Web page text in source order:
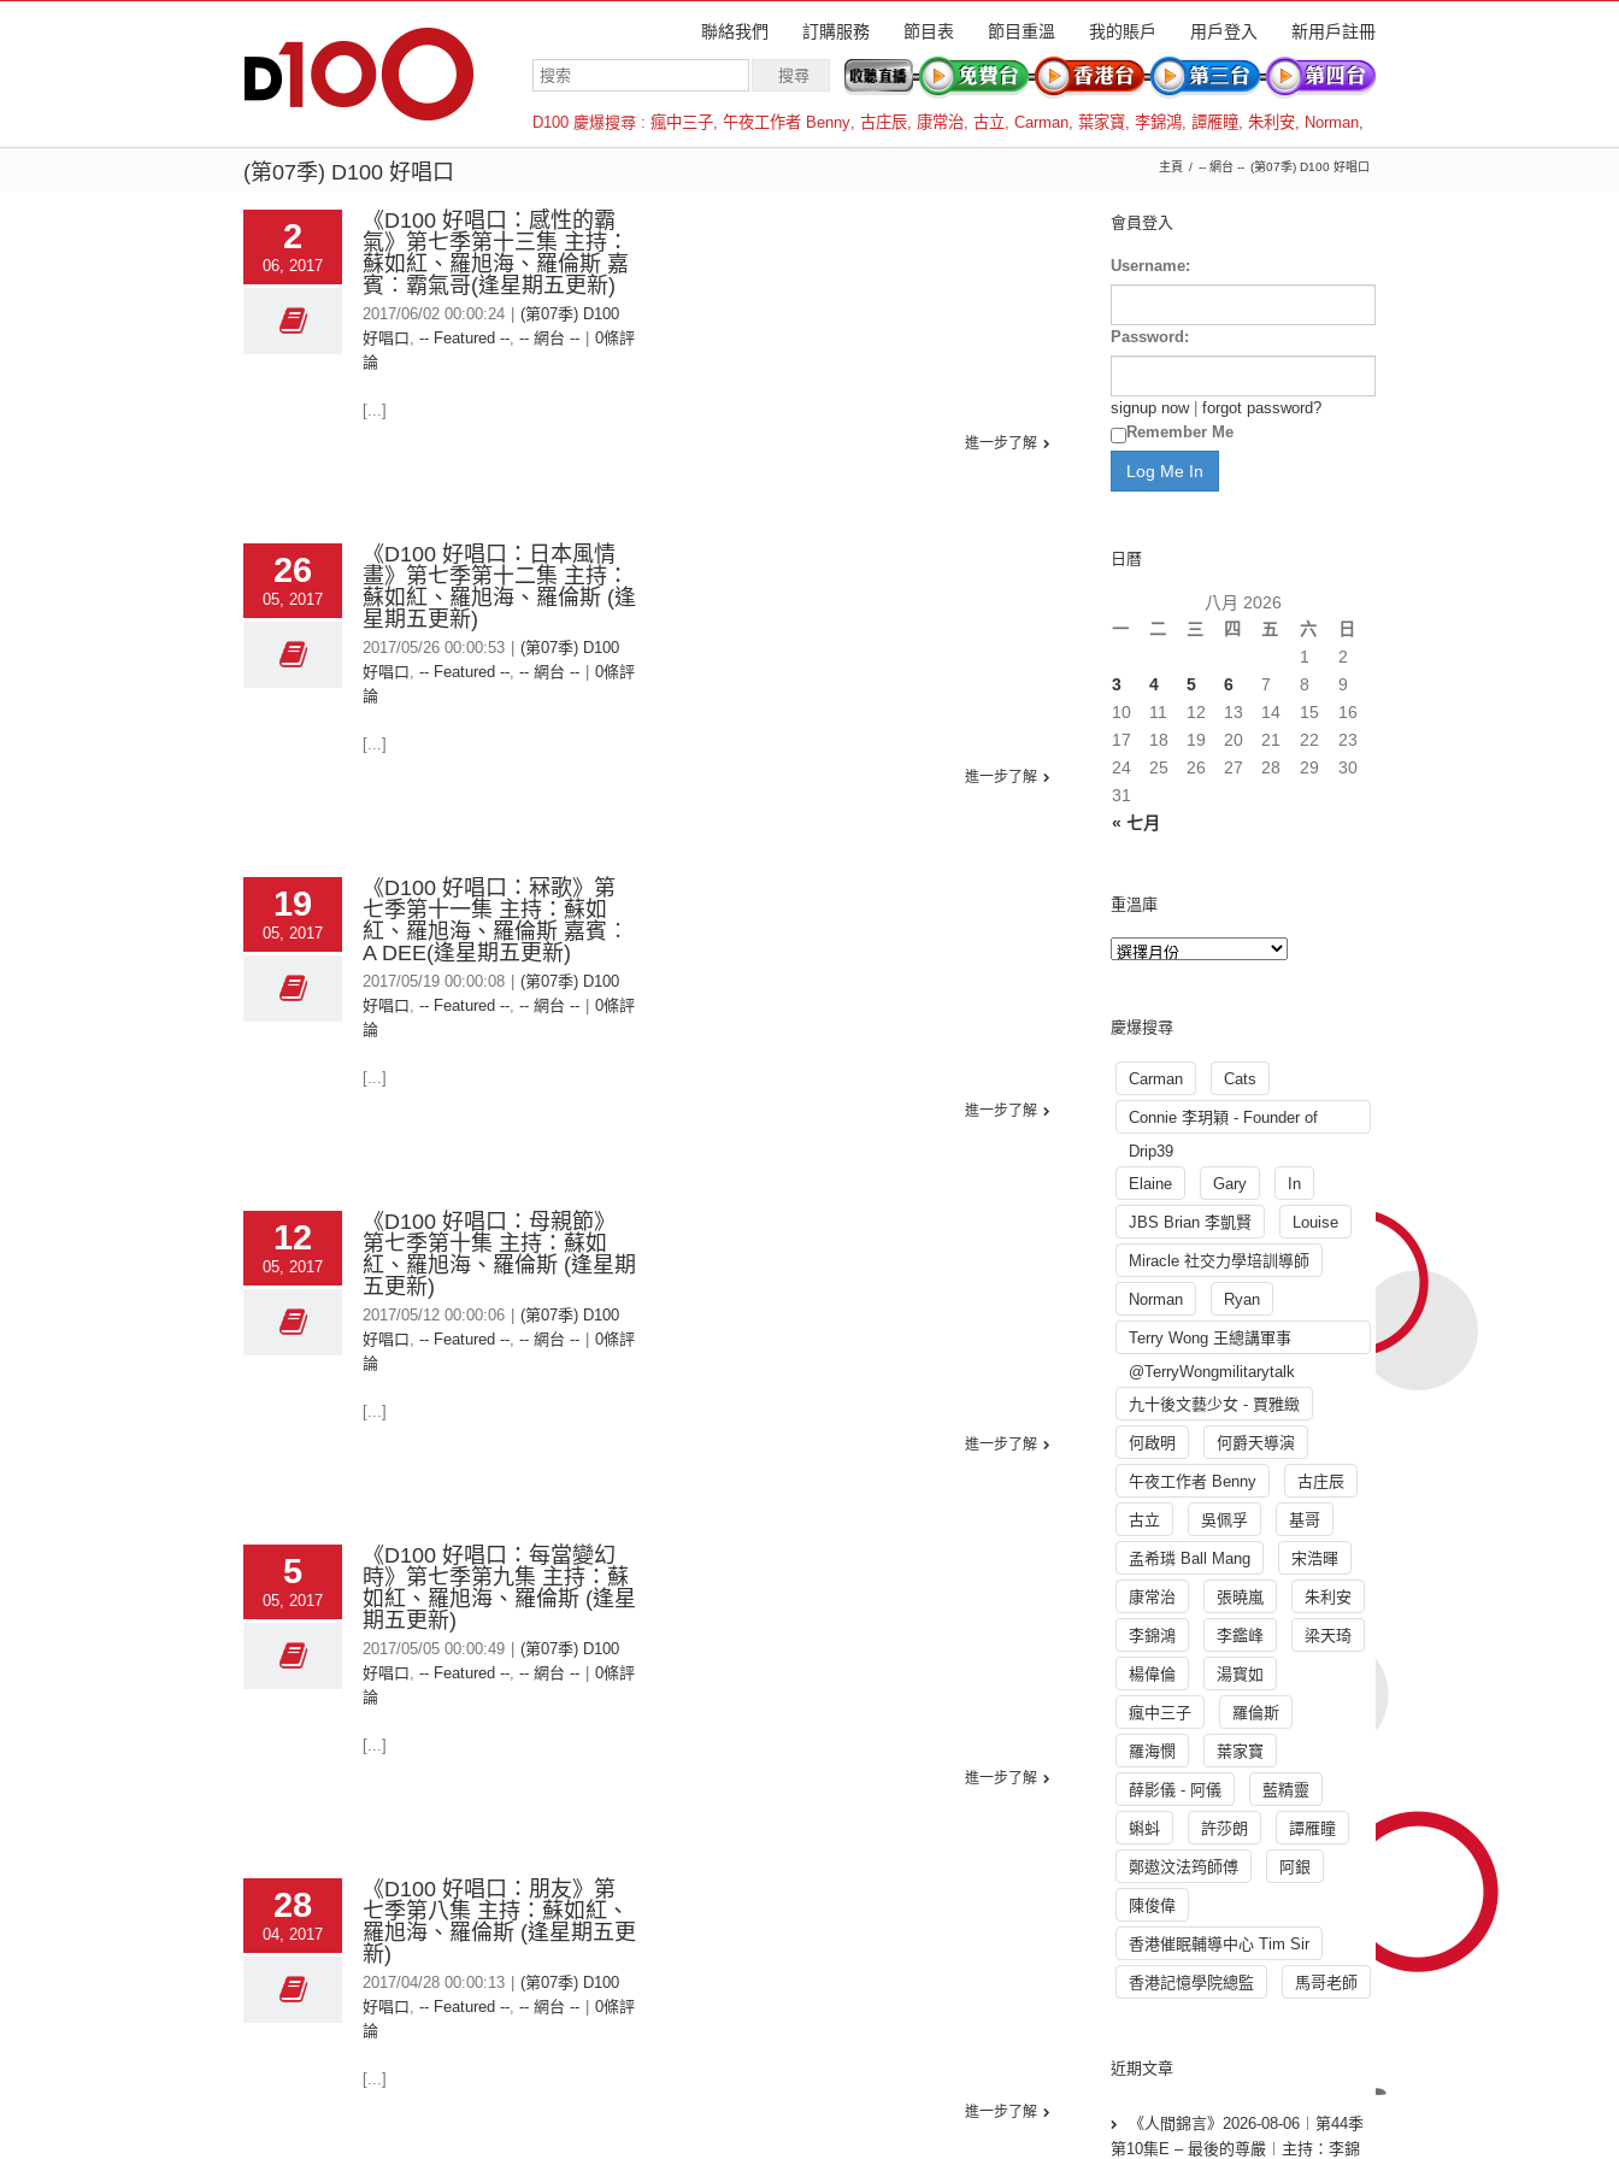
聯絡我們 訂購服務 節目表 節目重溫 我的賬戶 用戶登入 新用戶註冊
D100 慶爆搜尋 : 瘋中三子, 午夜工作者 Benny, 古庄辰, 康常治, 古立, Carman, 葉家寶, 李錦鴻, 譚雁瞳, 朱利安, Norman,
羅倫斯
(第07季) D100 好唱口 主頁 -- 網台 -- (第07季) D100 好唱口
2
06, 2017
《D100 好唱口：感性的霸
氣》第七季第十三集 主持：
蘇如紅、羅旭海、羅倫斯 嘉
賓︰霸氣哥(逢星期五更新)
2017/06/02 00:00:24
(第07季) D100
好唱口, -- Featured --, -- 網台 --
0條評
論
[...]
進一步了解
26
05, 2017
《D100 好唱口：日本風情
畫》第七季第十二集 主持：
蘇如紅、羅旭海、羅倫斯 (逢
星期五更新)
2017/05/26 00:00:53
(第07季) D100
好唱口, -- Featured --, -- 網台 --
0條評
論
[...]
進一步了解
19
05, 2017
《D100 好唱口：冧歌》第
七季第十一集 主持：蘇如
紅、羅旭海、羅倫斯 嘉賓︰
A DEE(逢星期五更新)
2017/05/19 00:00:08
(第07季) D100
好唱口, -- Featured --, -- 網台 --
0條評
論
[...]
進一步了解
12
05, 2017
《D100 好唱口：母親節》
第七季第十集 主持：蘇如
紅、羅旭海、羅倫斯 (逢星期
五更新)
2017/05/12 00:00:06
(第07季) D100
好唱口, -- Featured --, -- 網台 --
0條評
論
[...]
進一步了解
5
05, 2017
《D100 好唱口：每當變幻
時》第七季第九集 主持：蘇
如紅、羅旭海、羅倫斯 (逢星
期五更新)
2017/05/05 00:00:49
(第07季) D100
好唱口, -- Featured --, -- 網台 --
0條評
論
[...]
進一步了解
28
04, 2017
《D100 好唱口：朋友》第
七季第八集 主持：蘇如紅、
羅旭海、羅倫斯 (逢星期五更
新)
2017/04/28 00:00:13
(第07季) D100
好唱口, -- Featured --, -- 網台 --
0條評
論
[...]
進一步了解
會員登入
Username:
Password:
signup now| forgot password?
Remember Me
日曆
八月 2026
一
二 三 四 五 六 日
« 七月
1
2
3
4 5 6 7 8
9
10
11 12 13 14 15
16
17
18 19 20 21 22
23
24
25 26 27 28 29
30
31
重溫庫
慶爆搜尋
Carman Cats
Connie 李玥穎 - Founder of
Drip39
Elaine
Gary In
JBS Brian 李凱賢 Louise
Miracle 社交力學培訓導師
Norman Ryan
Terry Wong 王總講軍事
@TerryWongmilitarytalk
九十後文藝少女 - 賈雅緻
何啟明 何爵天導演
午夜工作者 Benny 古庄辰
古立 吳佩孚 基哥
孟希璘 Ball Mang 宋浩暉
康常治 張曉嵐 朱利安
李錦鴻 李鑑峰 梁天琦
楊偉倫 湯寳如
瘋中三子 羅倫斯
羅海憫 葉家寶
薛影儀 - 阿儀 藍精靈
蝌蚪 許莎朗 譚雁瞳
鄭遨汶法筠師傅 阿銀
陳俊偉
香港催眠輔導中心 Tim Sir
香港記憶學院總監 馬哥老師
近期文章
《人間錦言》2026-08-06︱第44季
第10集E – 最後的尊嚴︱主持：李錦